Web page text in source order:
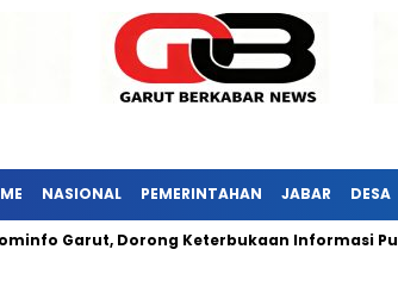
NASIONAL PEMERINTAHAN JABAR DESA
Garut, Dorong Keterbukaan Informasi Publik